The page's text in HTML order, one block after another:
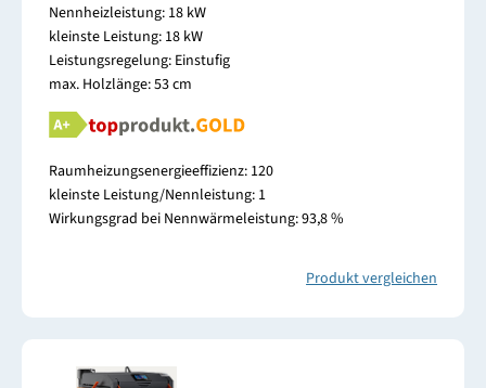
Nennheizleistung: 18 kW
kleinste Leistung: 18 kW
Leistungsregelung: Einstufig
max. Holzlänge: 53 cm
Raumheizungsenergieeffizienz: 120
kleinste Leistung/Nennleistung: 1
Wirkungsgrad bei Nennwärmeleistung: 93,8 %
Produkt vergleichen